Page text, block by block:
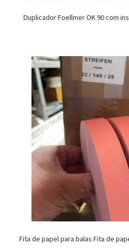
Duplicador Foellmer OK 90 com
Fita de papel para balas Fita de